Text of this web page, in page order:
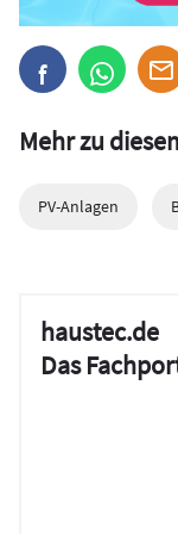
Mehr zu
PV-Anlagen
haustec.de
Das